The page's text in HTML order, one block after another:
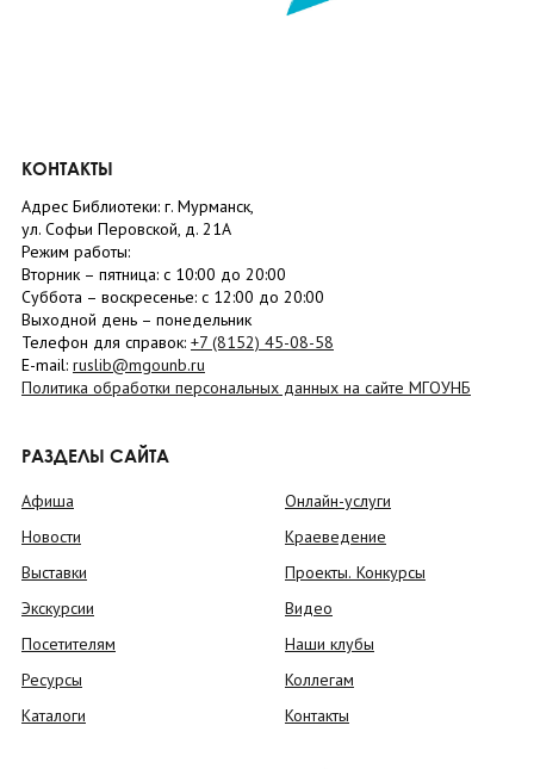
КОНТАКТЫ
Адрес Библиотеки: г. Мурманск,
ул. Софьи Перовской, д. 21А
Режим работы:
Вторник – пятница: с 10:00 до 20:00
Суббота – воскресенье: c 12:00 до 20:00
Выходной день – понедельник
Телефон для справок: +7 (8152) 45-08-58
E-mail: ruslib@mgounb.ru
Политика обработки персональных данных на сайте МГОУНБ
РАЗДЕЛЫ САЙТА
Афиша
Новости
Выставки
Экскурсии
Посетителям
Ресурсы
Каталоги
Онлайн-услуги
Краеведение
Проекты. Конкурсы
Видео
Наши клубы
Коллегам
Контакты